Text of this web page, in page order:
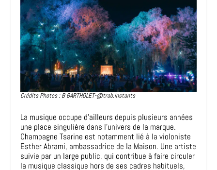
Crédits Photos : B BARTHOLET-@trab.instants
La musique occupe d’ailleurs depuis plusieurs années
une place singulière dans l’univers de la marque.
Champagne Tsarine est notamment lié à la violoniste
Esther Abrami, ambassadrice de la Maison. Une artiste
suivie par un large public, qui contribue à faire circuler
la musique classique hors de ses cadres habituels,